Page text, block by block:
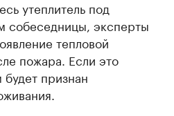
утеплитель под
собеседницы, эксперты
тепловой
пожара. Если это
признан